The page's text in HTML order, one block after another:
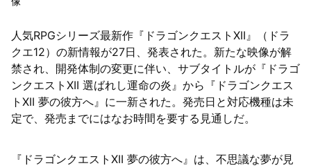
人気RPGシリーズ最新作『ドラゴンクエストXII』（ドラ
クエ12）の新情報が27日、発表された。新たな映像が解
禁され、開発体制の変更に伴い、サブタイトルが『ドラゴ
ンクエストXII 選ばれし運命の炎』から『ドラゴンクエス
トXII 夢の彼方へ』に一新された。発売日と対応機種は未
定で、発売までにはなお時間を要する見通しだ。
『ドラゴンクエストXII 夢の彼方へ』は、不思議な夢が見